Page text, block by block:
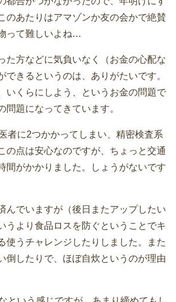
のあたりはアマゾンか友の会かで絶賛
って難しいよね…
た方などに気負いなく（お金の心配な
できるというのは、ありがたいです。
いくらにしよう、というお金の問題で
問題になってきています。
者に2つかかってしまい、精密検査系
の点は安心なのですが、ちょっと交通
間がかかりました。しょうがないです
んでいますが（後日またアップしたい
うより食品ロスを防ぐということでキ
使うチャレンジしたりしました。また
倒したりで、ほぼ自炊というのが理由